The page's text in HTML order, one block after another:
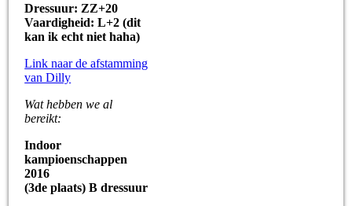
Dressuur: ZZ+20
Vaardigheid: L+2 (dit
kan ik echt niet haha)
Link naar de afstamming
van Dilly
Wat hebben we al
bereikt:
Indoor
kampioenschappen
2016
(3de plaats) B dressuur